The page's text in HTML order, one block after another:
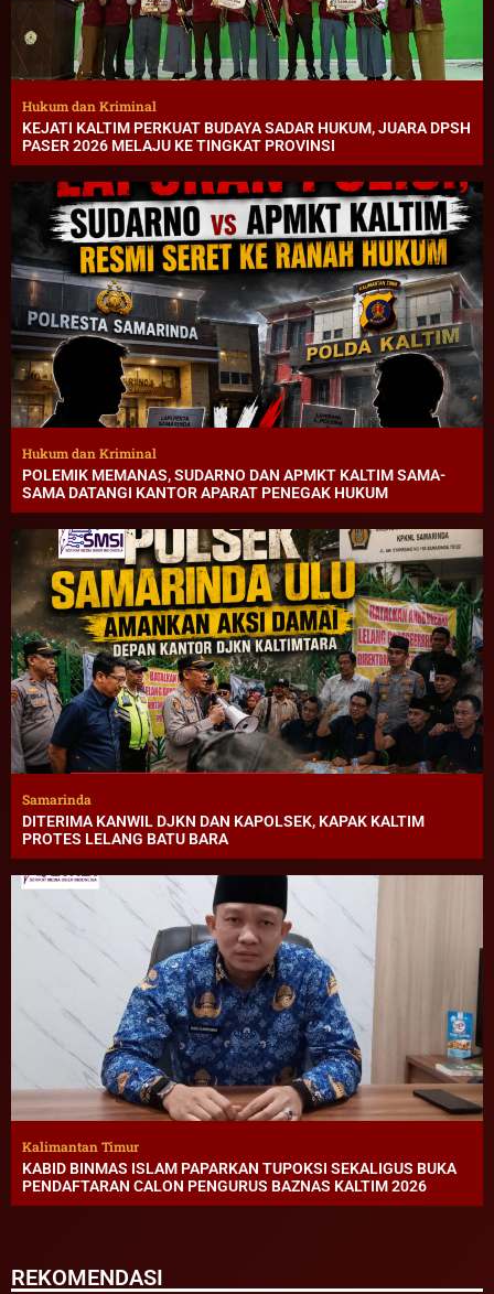
Hukum dan Kriminal
KEJATI KALTIM PERKUAT BUDAYA SADAR HUKUM, JUARA DPSH
PASER 2026 MELAJU KE TINGKAT PROVINSI
Hukum dan Kriminal
POLEMIK MEMANAS, SUDARNO DAN APMKT KALTIM SAMA-
SAMA DATANGI KANTOR APARAT PENEGAK HUKUM
Samarinda
DITERIMA KANWIL DJKN DAN KAPOLSEK, KAPAK KALTIM
PROTES LELANG BATU BARA
Kalimantan Timur
KABID BINMAS ISLAM PAPARKAN TUPOKSI SEKALIGUS BUKA
PENDAFTARAN CALON PENGURUS BAZNAS KALTIM 2026
REKOMENDASI